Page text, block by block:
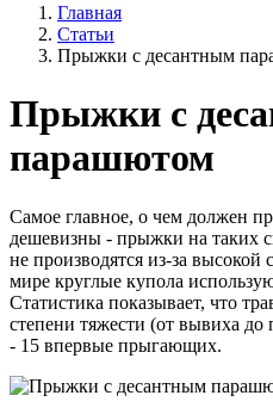
Главная
Статьи
Прыжки с десантным
Прыжки с
парашютом
Самое главное, о чем должен
дешевизны - прыжки на таких
не производятся из-за
мире круглые купола
Статистика показывает, что
степени тяжести (от вывиха до
- 15 впервые прыгающих.